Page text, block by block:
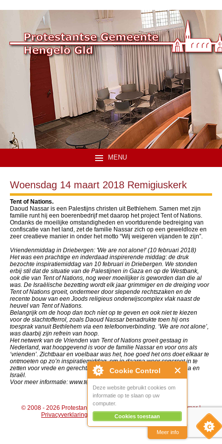
Cookie Control
Deze website gebruikt cookies om
informatie op te slaan op uw
computer.
Cookies toestaan
Meer info
MENU
Woensdag 14 maart 2018 Remigiuskerk
Tent of Nations.
Daoud Nassar is een Palestijns christen uit Bethlehem. Samen met zijn
familie runt hij een boerenbedrijf met daarop het project Tent of Nations.
Ondanks de moeilijke omstandigheden en voortdurende bedreiging van
confiscatie van het land, zet de familie Nassar zich op een geweldloze en
zeer creatieve manier in onder het motto “Wij weigeren vijanden te zijn”.
Vriendenmiddag in Driebergen: 'We are not alone!' (10 februari 2018)
Het was een prachtige en inderdaad inspirerende middag: de druk
bezochte inspiratiemiddag van 10 februari in Driebergen. We stonden
erbij stil dat de situatie van de Palestijnen in Gaza en op de Westbank,
ook die van Tent of Nations, nog weer moeilijker is geworden dan die al
was. De Israëlische bezetting wordt elk jaar grimmiger en de dreiging voor
Tent of Nations groeit, ondermeer door slepende rechtszaken en de
recente bouw van een Joods religieus onderwijscomplex vlak naast de
heuvel van Tent of Nations.
Belangrijk om de hoop dan toch níet op te geven en ook niet te kiezen
voor de slachtofferrol, zoals Daoud Nassar benadrukte toen hij ons
toesprak vanuit Bethlehem via een telefoonverbinding. ‘We are not alone’,
was daarbij zijn refrein van hoop.
Het netwerk van de Vrienden van Tent of Nations groeit gestaag in
Nederland, wat hoopgevend is voor de familie Nassar en voor ons als
‘vrienden’. Zichtbaar en voelbaar was het, hoe goed het ons doet elkaar te
ontmoeten op zo’n inspiratiemiddag, om je daarna weer concreet in te
zetten voor vrede en gerechtigheid, in je thuissituatie of in Palestina en
Israël.
Voor meer informatie: www.tentofnations.nl
© 2008 - 2026 Protestantse Gemeente Hengelo (Gld) | Disclaimer|
Privacyverklaring
Algemene voorwaarden|Beheer